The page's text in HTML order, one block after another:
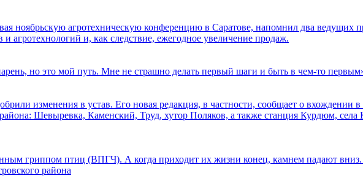
ноябрьскую агротехническую конференцию в Саратове, напомнил два
агротехнологий и, как следствие, ежегодное увеличение продаж.
но это мой путь. Мне не страшно делать первый шаги и быть в чем-то
изменения в устав. Его новая редакция, в частности, сообщает о вхождении
Шевыревка, Каменский, Труд, хутор Поляков, а также станция Курдюм,
гриппом птиц (ВПГЧ). А когда приходит их жизни конец, камнем падают
района